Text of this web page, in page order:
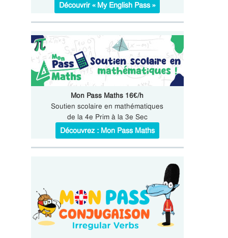
Découvrir « My English Pass »
Mon Pass Maths 16€/h
Soutien scolaire en mathématiques
de la 4e Prim à la 3e Sec
Découvrez : Mon Pass Maths